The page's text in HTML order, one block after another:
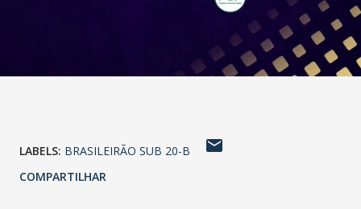
LABELS: BRASILEIRÃO SUB 20-B
COMPARTILHAR